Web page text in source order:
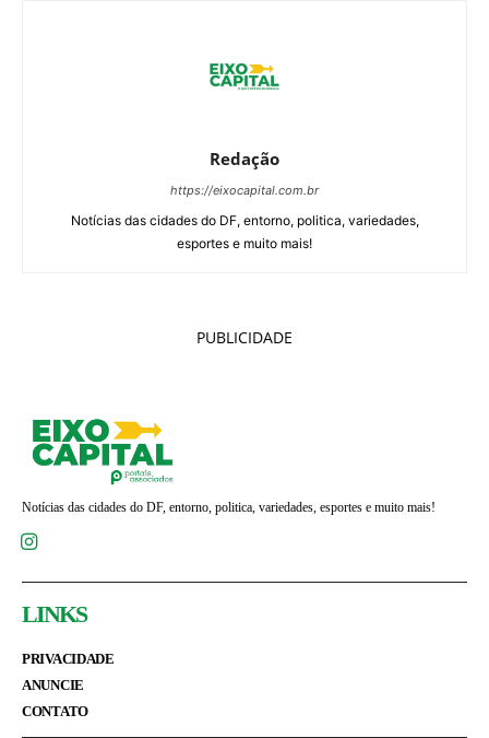
Redação
https://eixocapital.com.br
Notícias das cidades do DF, entorno, politica, variedades,
esportes e muito mais!
PUBLICIDADE
Notícias das cidades do DF, entorno, politica, variedades, esportes e muito mais!
LINKS
PRIVACIDADE
ANUNCIE
CONTATO